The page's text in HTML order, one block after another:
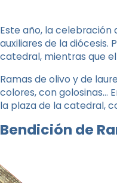
Este año, la celebración
auxiliares de la diócesis.
catedral, mientras que
Ramas de olivo y de
colores, con golosinas…
la plaza de la catedral,
Bendición de